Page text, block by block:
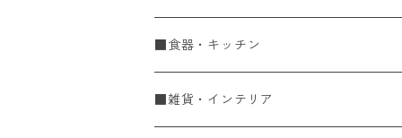
手編糸
Spring & Summer
刺し子・こぎん
■食器・キッチン
食器
■雑貨・インテリア